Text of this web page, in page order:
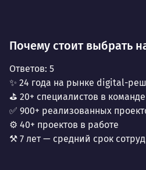
Почему стоит выбрать
Ответов: 5
✨ 24 года на рынке digital-
⛳ 20+ специалистов в команде
✅ 900+ реализованных
⚙️ 40+ проектов в работе
⚒️ 7 лет — средний срок